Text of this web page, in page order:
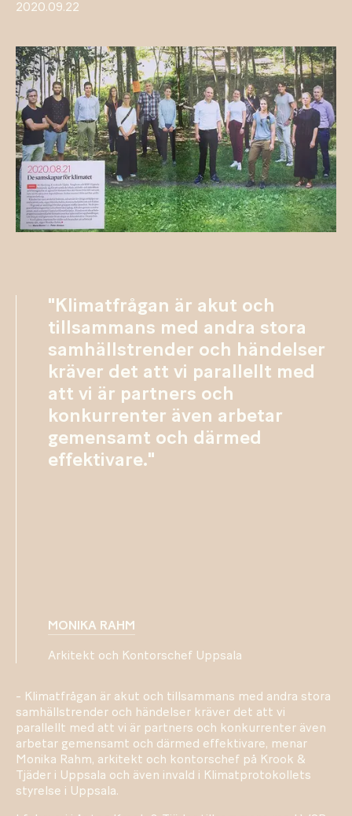
2020.09.22
"Klimatfrågan är akut och
tillsammans med andra stora
samhällstrender och händelser
kräver det att vi parallellt med
att vi är partners och
konkurrenter även arbetar
gemensamt och därmed
effektivare."
MONIKA RAHM
Arkitekt och Kontorschef Uppsala
- Klimatfrågan är akut och tillsammans med andra stora
samhällstrender och händelser kräver det att vi
parallellt med att vi är partners och konkurrenter även
arbetar gemensamt och därmed effektivare, menar
Monika Rahm, arkitekt och kontorschef på Krook &
Tjäder i Uppsala och även invald i Klimatprotokollets
styrelse i Uppsala.